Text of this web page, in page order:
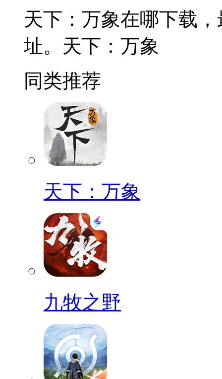
天下：万象在哪下载
址。天下：万象
同类推荐
天下：万象
九牧之野